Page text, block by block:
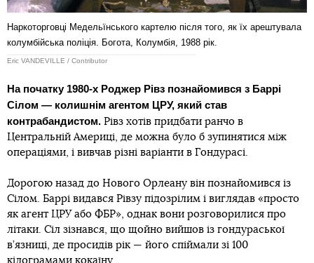
Наркоторговці Медельїнського картелю після того, як їх арештувала
колумбійська поліція. Богота, Колумбія, 1988 рік.
Eric VANDEVILLE / Contributor
На початку 1980-х Роджер Рівз познайомився з Баррі
Сілом — колишнім агентом ЦРУ, який став
контрабандистом. Рівз хотів придбати ранчо в
Центральній Америці, де можна було б зупинятися між
операціями, і вивчав різні варіанти в Гондурасі.
Дорогою назад до Нового Орлеану він познайомився із
Сілом. Баррі видався Рівзу підозрілим і виглядав «просто
як агент ЦРУ або ФБР», однак вони розговорилися про
літаки. Сіл зізнався, що щойно вийшов із гондураської
в’язниці, де просидів рік — його спіймали зі 100
кілограмами кокаїну.